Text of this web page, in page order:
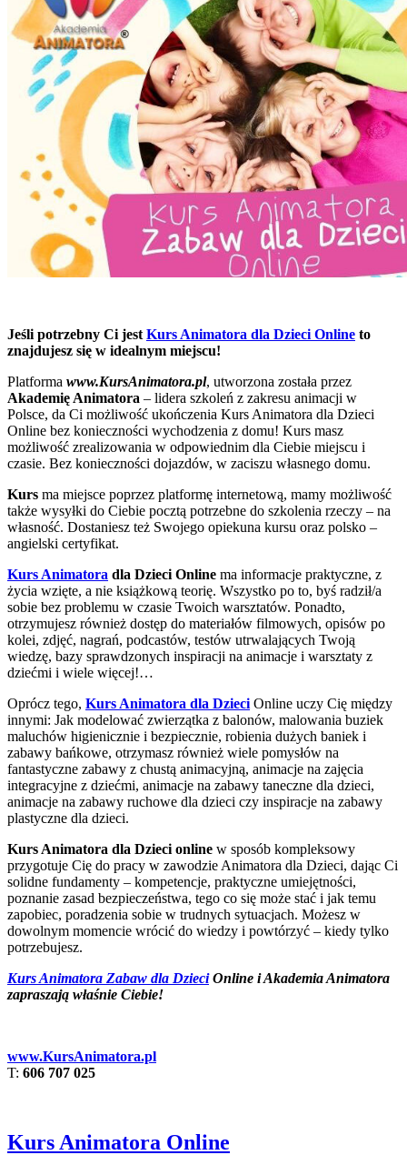
Jeśli potrzebny Ci jestKurs Animatora dla Dzieci Online to
znajdujesz się w idealnym miejscu!
Platforma www.KursAnimatora.pl, utworzona została przez
Akademię Animatora – lidera szkoleń z zakresu animacji w
Polsce, da Ci możliwość ukończenia Kurs Animatora dla Dzieci
Online bez konieczności wychodzenia z domu! Kurs masz
możliwość zrealizowania w odpowiednim dla Ciebie miejscu i
czasie. Bez konieczności dojazdów, w zaciszu własnego domu.
Kurs ma miejsce poprzez platformę internetową, mamy możliwość
także wysyłki do Ciebie pocztą potrzebne do szkolenia rzeczy – na
własność. Dostaniesz też Swojego opiekuna kursu oraz polsko –
angielski certyfikat.
Kurs Animatora dla Dzieci Online ma informacje praktyczne, z
życia wzięte, a nie książkową teorię. Wszystko po to, byś radził/a
sobie bez problemu w czasie Twoich warsztatów. Ponadto,
otrzymujesz również dostęp do materiałów filmowych, opisów po
kolei, zdjęć, nagrań, podcastów, testów utrwalających Twoją
wiedzę, bazy sprawdzonych inspiracji na animacje i warsztaty z
dziećmi i wiele więcej!…
Oprócz tego, Kurs Animatora dla DzieciOnline uczy Cię między
innymi: Jak modelować zwierzątka z balonów, malowania buziek
maluchów higienicznie i bezpiecznie, robienia dużych baniek i
zabawy bańkowe, otrzymasz również wiele pomysłów na
fantastyczne zabawy z chustą animacyjną, animacje na zajęcia
integracyjne z dziećmi, animacje na zabawy taneczne dla dzieci,
animacje na zabawy ruchowe dla dzieci czy inspiracje na zabawy
plastyczne dla dzieci.
Kurs Animatora dla Dzieci online w sposób kompleksowy
przygotuje Cię do pracy w zawodzie Animatora dla Dzieci, dając Ci
solidne fundamenty – kompetencje, praktyczne umiejętności,
poznanie zasad bezpieczeństwa, tego co się może stać i jak temu
zapobiec, poradzenia sobie w trudnych sytuacjach. Możesz w
dowolnym momencie wrócić do wiedzy i powtórzyć – kiedy tylko
potrzebujesz.
Kurs Animatora Zabaw dla DzieciOnline i Akademia Animatora
zapraszają właśnie Ciebie!
www.KursAnimatora.pl
T: 606 707 025
Kurs Animatora Online